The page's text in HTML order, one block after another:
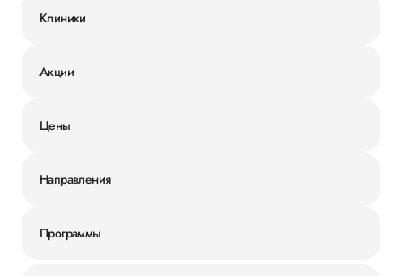
Клиники
Акции
Цены
Направления
Программы